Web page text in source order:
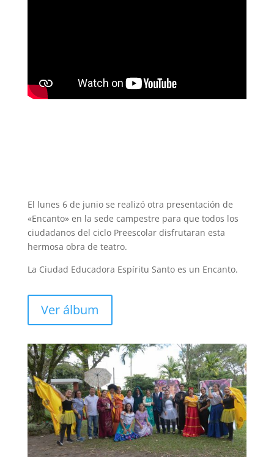
El lunes 6 de junio se realizó otra presentación de
«Encanto» en la sede campestre para que todos los
ciudadanos del ciclo Preescolar disfrutaran esta
hermosa obra de teatro.
La Ciudad Educadora Espíritu Santo es un Encanto.
Ver álbum